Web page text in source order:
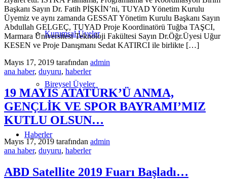
Kurumsal Üyeler
Bireysel Üyeler
Haberler
Başkanı Sayın Dr. Fatih PİŞKİN’ni, TUYAD Yönetim Kurulu
Üyemiz ve aynı zamanda GESSAT Yönetim Kurulu Başkanı Sayın
Abdullah GELGEÇ, TUYAD Proje Koordinatörü Tuğba TAŞCI,
Marmara Üniversitesi Teknoloji Fakültesi Sayın Dr.Öğr.Üyesi Uğur
KESEN ve Proje Danışmanı Sedat KATIRCI ile birlikte […]
Mayıs 17, 2019 tarafından admin
ana haber, duyuru, haberler
19 MAYIS ATATÜRK’Ü ANMA,
GENÇLİK VE SPOR BAYRAMI’MIZ
KUTLU OLSUN…
Mayıs 17, 2019 tarafından admin
ana haber, duyuru, haberler
ABD Satellite 2019 Fuarı Başladı…